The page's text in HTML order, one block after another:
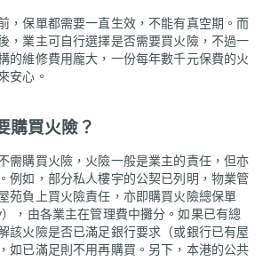
，保單都需要一直生效，不能有真空期。而
，業主可自行選擇是否需要買火險，不過一
的維修費用龐大，一份每年數千元保費的火
安心。
購買火險？
需購買火險，火險一般是業主的責任，但亦
例如，部分私人樓宇的公契已列明，物業管
苑負上買火險責任，亦即購買火險總保單
，由各業主在管理費中攤分。如果已有總
該火險是否已滿足銀行要求（或銀行已有屋
如已滿足則不用再購買。另下，本港的公共